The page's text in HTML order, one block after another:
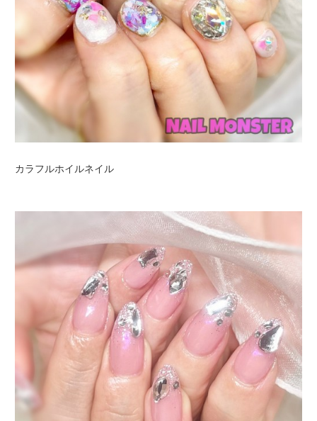
カラフルホイルネイル